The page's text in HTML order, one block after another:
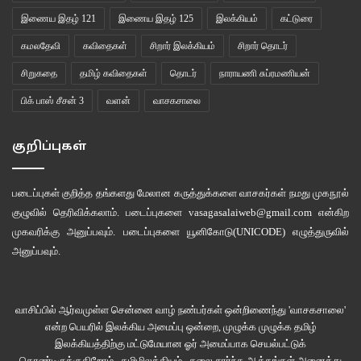
கொண்டான்.
***
காத்திருந்தாள். ஒரு பெண் கூட இவள் அழகின் ஒப்பனையின் முன் நிச்சயம்
தோற்றுப் போவாள். அவளது ஆடை தேர்ந்தெடுப்பு அவளது ரசனையைப்
பேசியது.. சில நிமிடங்கள் அவள் ஒரு திருநங்கை என்பதையே மறந்து போனான்
விஜய். அந்த பிரமிப்பில் இருந்து மீளவே அவனுக்கு சில நிமிடங்கள்
தேவைப்பட்டது. அவன் திகைப்பை உணர்ந்து கொண்டவளாய் அவளே பேசத்
தொடங்கினாள்.
‘அந்த ஏரியால இருந்து 6D ஒரே பஸ் தான். ப்ராப்ளம் இல்லை.’
இணைய இதழ் 121 இணைய இதழ் 125 இலக்கியம் கட்டுரை
கமலதேவி கவிதைகள் சிறார் இலக்கியம் சிறார் தொடர்
சிறுகதை தமிழ் கவிதைகள் தொடர் நாராயணி சுப்ரமணியன்
பிக் பாஸ் சீசன் 3 வளன் வாசகசாலை
குறிப்புகள்
படைப்புகள் குறித்த தங்களது மேலான கருத்துக்களை வாசகர்கள் நமது முகநூல்
குழுவில் தெரிவிக்கலாம். படைப்புகளை vasagasalaiweb@gmail.com என்கிற
முகவரிக்கு அனுப்பவும். படைப்புகளை யூனிகோடு(UNICODE)எழுத்துருவில்
அனுப்பவும்.
வாசிப்பில் ஆர்வமுள்ள சென்னை வாழ் நண்பர்கள் ஒன்றிணைந்து 'வாசகசாலை'
என்ற பெயரில் இலக்கிய அமைப்பு ஒன்றை, முழுக்க முழுக்க தமிழ்
இலக்கியத்திற்கு மட்டுமேயான ஓர் அமைப்பாக செயல்பட்டுக்